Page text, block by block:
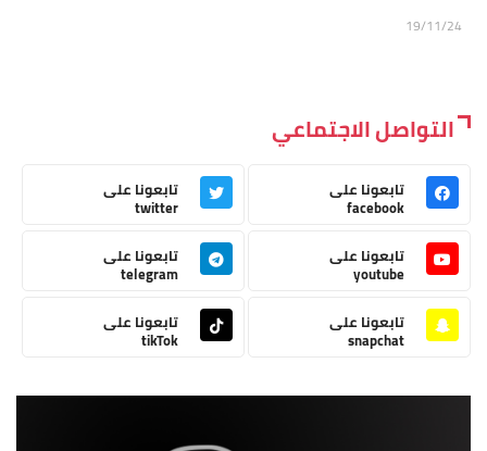
19/11/24
التواصل الاجتماعي
تابعونا على
facebook
تابعونا على
twitter
تابعونا على
youtube
تابعونا على
telegram
تابعونا على
snapchat
تابعونا على
tikTok